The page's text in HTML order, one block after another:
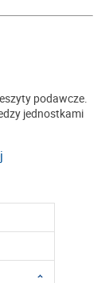
podawcze.
jednostkami